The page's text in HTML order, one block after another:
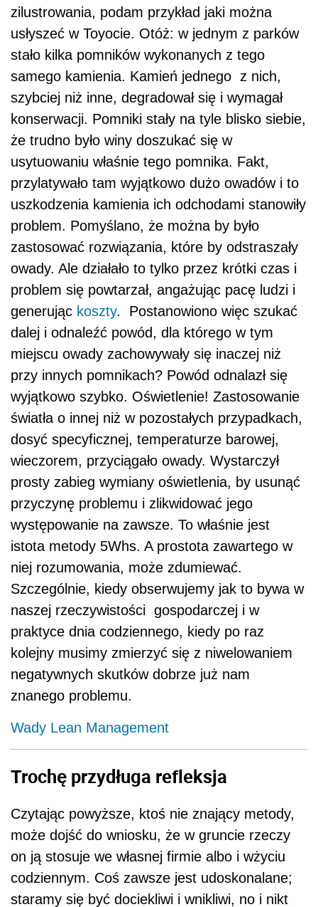
zilustrowania, podam przykład jaki można
usłyszeć w Toyocie. Otóż: w jednym z parków
stało kilka pomników wykonanych z tego
samego kamienia. Kamień jednego z nich,
szybciej niż inne, degradował się i wymagał
konserwacji. Pomniki stały na tyle blisko siebie,
że trudno było winy doszukać się w
usytuowaniu właśnie tego pomnika. Fakt,
przylatywało tam wyjątkowo dużo owadów i to
uszkodzenia kamienia ich odchodami stanowiły
problem. Pomyślano, że można by było
zastosować rozwiązania, które by odstraszały
owady. Ale działało to tylko przez krótki czas i
problem się powtarzał, angażując pacę ludzi i
generując koszty. Postanowiono więc szukać
dalej i odnaleźć powód, dla którego w tym
miejscu owady zachowywały się inaczej niż
przy innych pomnikach? Powód odnalazł się
wyjątkowo szybko. Oświetlenie! Zastosowanie
światła o innej niż w pozostałych przypadkach,
dosyć specyficznej, temperaturze barowej,
wieczorem, przyciągało owady. Wystarczył
prosty zabieg wymiany oświetlenia, by usunąć
przyczynę problemu i zlikwidować jego
występowanie na zawsze. To właśnie jest
istota metody 5Whs. A prostota zawartego w
niej rozumowania, może zdumiewać.
Szczególnie, kiedy obserwujemy jak to bywa w
naszej rzeczywistości gospodarczej i w
praktyce dnia codziennego, kiedy po raz
kolejny musimy zmierzyć się z niwelowaniem
negatywnych skutków dobrze już nam
znanego problemu.
Wady Lean Management
Trochę przydługa refleksja
Czytając powyższe, ktoś nie znający metody,
może dojść do wniosku, że w gruncie rzeczy
on ją stosuje we własnej firmie albo i wżyciu
codziennym. Coś zawsze jest udoskonalane;
staramy się być dociekliwi i wnikliwi, no i nikt